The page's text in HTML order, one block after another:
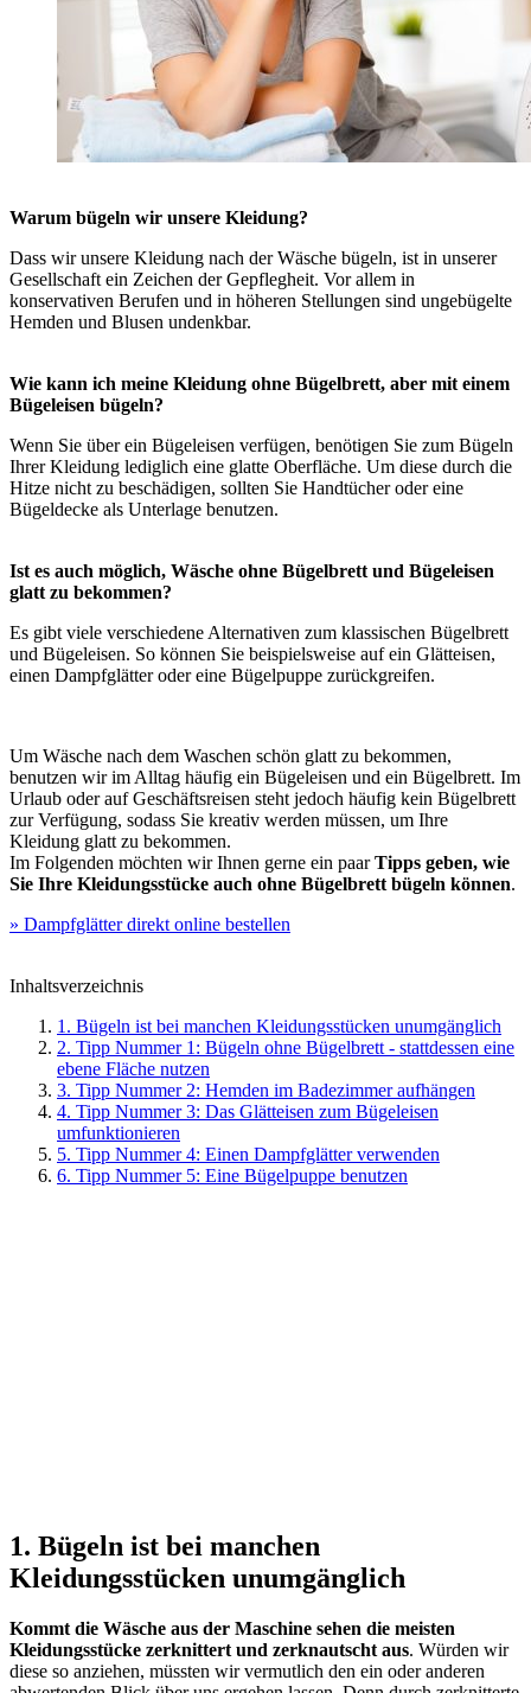
Warum bügeln wir unsere Kleidung?
Dass wir unsere Kleidung nach der Wäsche bügeln, ist in unserer
Gesellschaft ein Zeichen der Gepflegheit. Vor allem in
konservativen Berufen und in höheren Stellungen sind ungebügelte
Hemden und Blusen undenkbar.
Wie kann ich meine Kleidung ohne Bügelbrett, aber mit einem
Bügeleisen bügeln?
Wenn Sie über ein Bügeleisen verfügen, benötigen Sie zum Bügeln
Ihrer Kleidung lediglich eine glatte Oberfläche. Um diese durch die
Hitze nicht zu beschädigen, sollten Sie Handtücher oder eine
Bügeldecke als Unterlage benutzen.
Ist es auch möglich, Wäsche ohne Bügelbrett und Bügeleisen
glatt zu bekommen?
Es gibt viele verschiedene Alternativen zum klassischen Bügelbrett
und Bügeleisen. So können Sie beispielsweise auf ein Glätteisen,
einen Dampfglätter oder eine Bügelpuppe zurückgreifen.
Um Wäsche nach dem Waschen schön glatt zu bekommen,
benutzen wir im Alltag häufig ein Bügeleisen und ein Bügelbrett. Im
Urlaub oder auf Geschäftsreisen steht jedoch häufig kein Bügelbrett
zur Verfügung, sodass Sie kreativ werden müssen, um Ihre
Kleidung glatt zu bekommen.
Im Folgenden möchten wir Ihnen gerne ein paarTipps geben, wie
Sie Ihre Kleidungsstücke auch ohne Bügelbrett bügeln können.
» Dampfglätter direkt online bestellen
Inhaltsverzeichnis
1. Bügeln ist bei manchen Kleidungsstücken unumgänglich
2. Tipp Nummer 1: Bügeln ohne Bügelbrett - stattdessen eine
ebene Fläche nutzen
3. Tipp Nummer 2: Hemden im Badezimmer aufhängen
4. Tipp Nummer 3: Das Glätteisen zum Bügeleisen
umfunktionieren
5. Tipp Nummer 4: Einen Dampfglätter verwenden
6. Tipp Nummer 5: Eine Bügelpuppe benutzen
1. Bügeln ist bei manchen
Kleidungsstücken unumgänglich
Kommt die Wäsche aus der Maschine sehen die meisten
Kleidungsstücke zerknittert und zerknautscht aus. Würden wir
diese so anziehen, müssten wir vermutlich den ein oder anderen